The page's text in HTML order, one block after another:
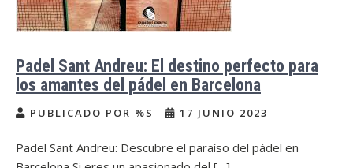
Padel Sant Andreu: El destino perfecto para
los amantes del pádel en Barcelona
PUBLICADO POR %S 17 JUNIO 2023
Padel Sant Andreu: Descubre el paraíso del pádel en